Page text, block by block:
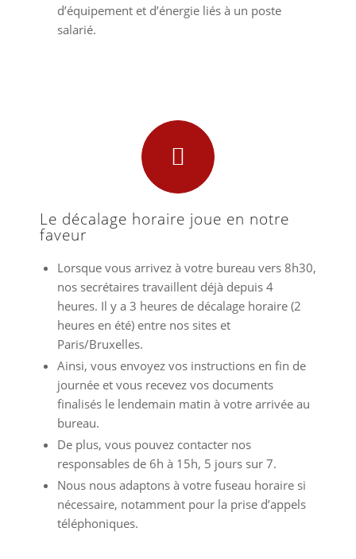
d’équipement et d’énergie liés à un poste
salarié.
Le décalage horaire joue en notre
faveur
Lorsque vous arrivez à votre bureau vers 8h30,
nos secrétaires travaillent déjà depuis 4
heures. Il y a 3 heures de décalage horaire (2
heures en été) entre nos sites et
Paris/Bruxelles.
Ainsi, vous envoyez vos instructions en fin de
journée et vous recevez vos documents
finalisés le lendemain matin à votre arrivée au
bureau.
De plus, vous pouvez contacter nos
responsables de 6h à 15h, 5 jours sur 7.
Nous nous adaptons à votre fuseau horaire si
nécessaire, notamment pour la prise d’appels
téléphoniques.